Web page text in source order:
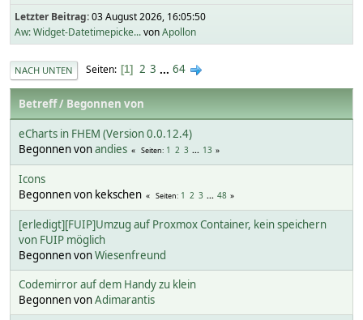
Letzter Beitrag:03 August 2026, 16:05:50
Aw: Widget-Datetimepicke...vonApollon
NACH UNTEN Seiten 1 2 3 ... 64
Betreff/ Begonnen von
eCharts in FHEM (Version 0.0.12.4)
Begonnen vonandies Seiten 1 2 3 ... 13
Icons
Begonnen von kekschen
Seiten 1 2 3 ... 48
[erledigt][FUIP]Umzug auf Proxmox Container, kein speichern
von FUIP möglich
Begonnen vonWiesenfreund
Codemirror auf dem Handy zu klein
Begonnen vonAdimarantis